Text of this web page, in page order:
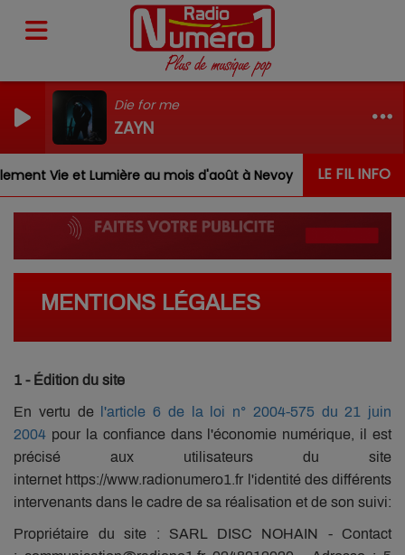
Die for me
ZAYN
LE FIL INFO
Vie et Lumière au mois d'août à Nevoy Louis,
MENTIONS LÉGALES
1 - Édition du site
En vertu de
l'article 6 de la loi n° 2004-575 du 21 juin
2004 pour la confiance dans l'économie numérique, il est
précisé aux utilisateurs du site
internet https://www.radionumero1.fr l'identité des différents
intervenants dans le cadre de sa réalisation et de son suivi:
Propriétaire du site : SARL DISC NOHAIN - Contact